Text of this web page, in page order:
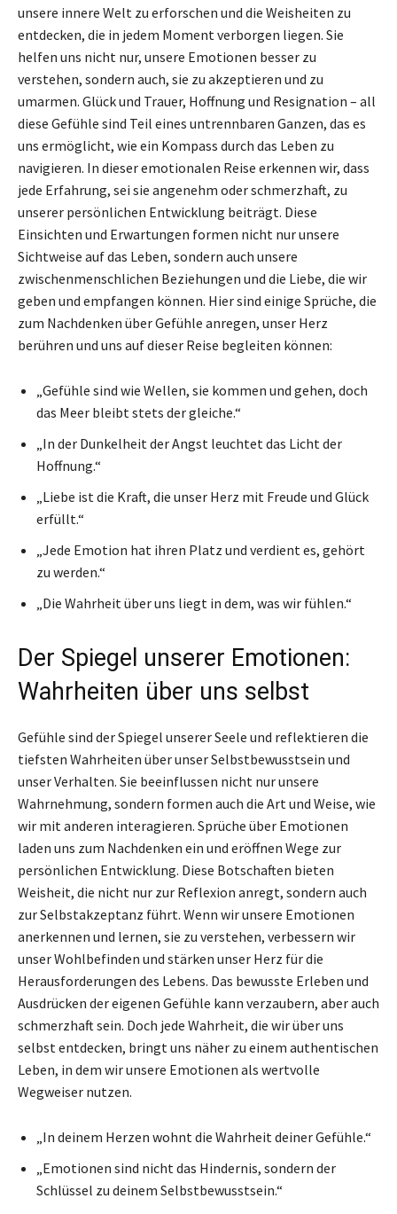
unsere innere Welt zu erforschen und die Weisheiten zu
entdecken, die in jedem Moment verborgen liegen. Sie
helfen uns nicht nur, unsere Emotionen besser zu
verstehen, sondern auch, sie zu akzeptieren und zu
umarmen. Glück und Trauer, Hoffnung und Resignation – all
diese Gefühle sind Teil eines untrennbaren Ganzen, das es
uns ermöglicht, wie ein Kompass durch das Leben zu
navigieren. In dieser emotionalen Reise erkennen wir, dass
jede Erfahrung, sei sie angenehm oder schmerzhaft, zu
unserer persönlichen Entwicklung beiträgt. Diese
Einsichten und Erwartungen formen nicht nur unsere
Sichtweise auf das Leben, sondern auch unsere
zwischenmenschlichen Beziehungen und die Liebe, die wir
geben und empfangen können. Hier sind einige Sprüche, die
zum Nachdenken über Gefühle anregen, unser Herz
berühren und uns auf dieser Reise begleiten können:
„Gefühle sind wie Wellen, sie kommen und gehen, doch
das Meer bleibt stets der gleiche.“
„In der Dunkelheit der Angst leuchtet das Licht der
Hoffnung.“
„Liebe ist die Kraft, die unser Herz mit Freude und Glück
erfüllt.“
„Jede Emotion hat ihren Platz und verdient es, gehört
zu werden.“
„Die Wahrheit über uns liegt in dem, was wir fühlen.“
Der Spiegel unserer Emotionen:
Wahrheiten über uns selbst
Gefühle sind der Spiegel unserer Seele und reflektieren die
tiefsten Wahrheiten über unser Selbstbewusstsein und
unser Verhalten. Sie beeinflussen nicht nur unsere
Wahrnehmung, sondern formen auch die Art und Weise, wie
wir mit anderen interagieren. Sprüche über Emotionen
laden uns zum Nachdenken ein und eröffnen Wege zur
persönlichen Entwicklung. Diese Botschaften bieten
Weisheit, die nicht nur zur Reflexion anregt, sondern auch
zur Selbstakzeptanz führt. Wenn wir unsere Emotionen
anerkennen und lernen, sie zu verstehen, verbessern wir
unser Wohlbefinden und stärken unser Herz für die
Herausforderungen des Lebens. Das bewusste Erleben und
Ausdrücken der eigenen Gefühle kann verzaubern, aber auch
schmerzhaft sein. Doch jede Wahrheit, die wir über uns
selbst entdecken, bringt uns näher zu einem authentischen
Leben, in dem wir unsere Emotionen als wertvolle
Wegweiser nutzen.
„In deinem Herzen wohnt die Wahrheit deiner Gefühle.“
„Emotionen sind nicht das Hindernis, sondern der
Schlüssel zu deinem Selbstbewusstsein.“